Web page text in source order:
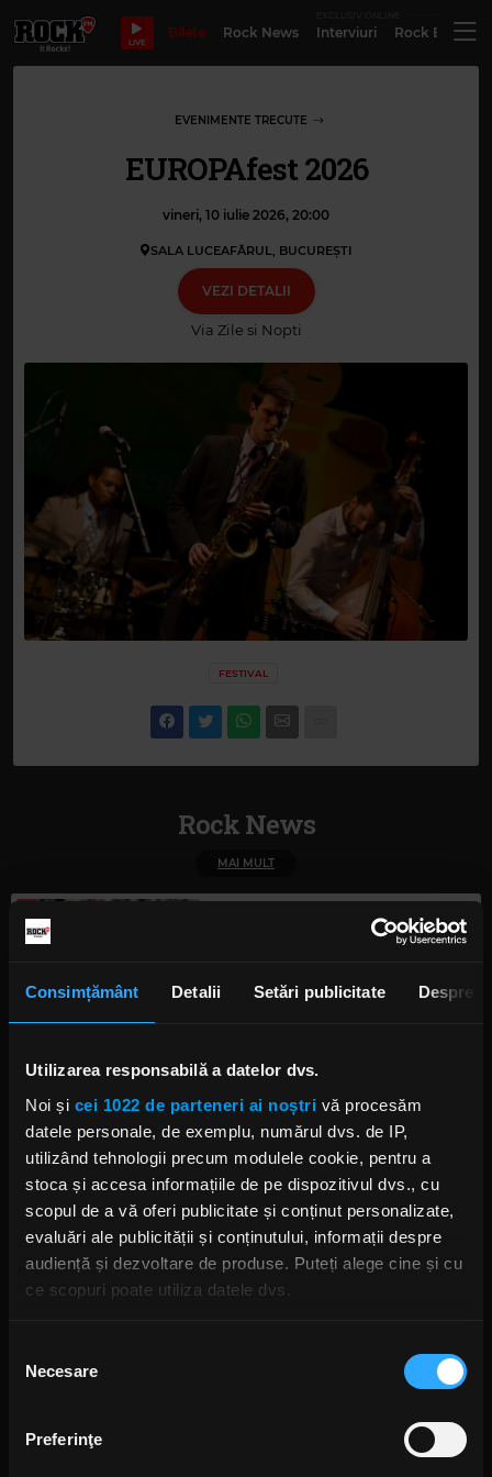
Consimțământ Detalii Setări publicitate Despre
Utilizarea responsabilă a datelor dvs.
Noi și cei 1022 de parteneri ai noștri vă procesăm
datele personale, de exemplu, numărul dvs. de IP,
utilizând tehnologii precum modulele cookie, pentru a
stoca și accesa informațiile de pe dispozitivul dvs., cu
scopul de a vă oferi publicitate și conținut personalizate,
evaluări ale publicității și conținutului, informații despre
audiență și dezvoltare de produse. Puteți alege cine și cu
ce scopuri poate utiliza datele dvs.
Să colectăm informațiile cu privire la locația dvs.
Să vă identificăm dispozitivul scanândul-l în mod
activ după caracteristici specifice (amprentare)
consimțământului
Necesare
Preferinţe
LIVE
Bilete Rock News Interviuri Rock
EVENIMENTE TRECUTE
EUROPAfest 2026
vineri, 10 iulie 2026, 20:00
SALA LUCEAFĂRUL, BUCUREŞTI
VEZI DETALII
Via Zile si Nopti
FESTIVAL
Rock News
MAI MULT
Green Day a lansat un canal
YouTube cu transmisie non-stop
ANCA NIȚĂ
2 ZILE ÎN URMĂ
albumul Hell or High Water și
lansează single-ul „Now or
Never”
ANCA NIȚĂ
S-au deschis înscrierile pentru
Festivalul Mamaia 2026